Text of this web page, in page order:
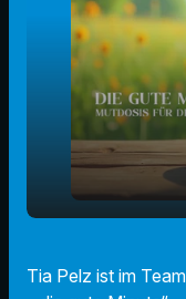
play_arrow
Tia Pelz ist im